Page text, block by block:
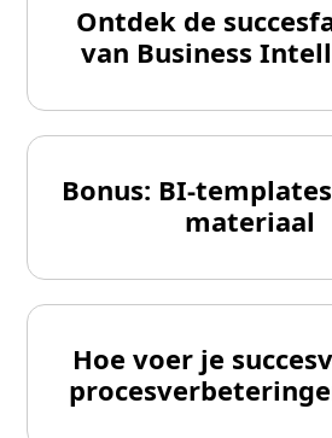
Ontdek de
van Business
Bonus: BI-
materiaal
Hoe voer je